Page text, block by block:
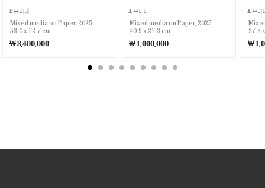
윤미내
Mixed media on Paper, 2025
53.0 x 72.7 cm
￦3,400,000
윤미내
Mixed media on Paper, 2025
40.9 x 27.3 cm
￦1,000,000
윤미
27.3
￦